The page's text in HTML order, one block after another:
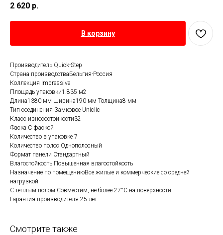
2 620 р.
В корзину
Производитель Quick-Step
Страна производстваБельгия-Россия
Коллекция Impressive
Площадь упаковки1.835 м2
Длина1380 мм Ширина190 мм Толщина8 мм
Тип соединения Замковое Uniclic
Класс износостойкости32
Фаска С фаской
Количество в упаковке 7
Количество полос Однополосный
Формат панели Стандартный
Влагостойкость Повышенная влагостойкость
Назначение по помещениюВсе жилые и коммерческие со средней
нагрузкой
С теплым полом Совместим, не более 27°C на поверхности
Гарантия производителя 25 лет
Смотрите также